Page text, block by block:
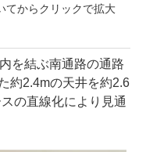
からクリックで拡大
を結ぶ南通路の通路
約2.4mの天井を約2.6
の直線化により見通